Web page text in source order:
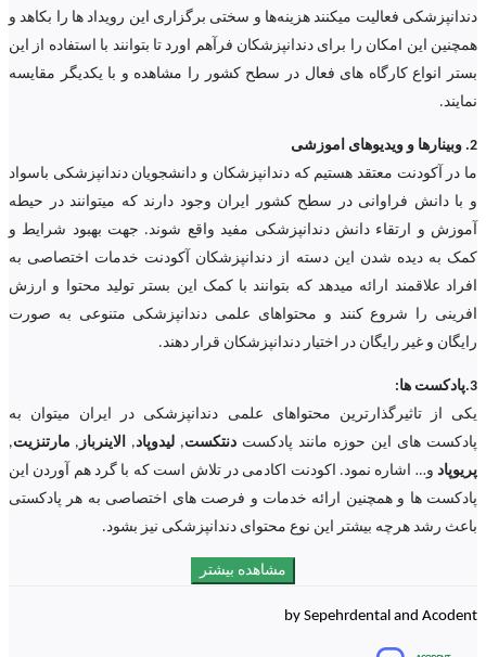
دندانپزشکی فعالیت میکنند هزینه‌ها و سختی برگزاری این رویداد ها را بکاهد و
همچنین این امکان را برای دندانپزشکان فرآهم اورد تا بتوانند با استفاده از این
بستر انواع کارگاه های فعال در سطح کشور را مشاهده و با یکدیگر مقایسه
نمایند.
2. وبینارها و ویدیوهای اموزشی
ما در آکودنت معتقد هستیم که دندانپزشکان و دانشجویان دندانپزشکی باسواد
و با دانش فراوانی در سطح کشور ایران وجود دارند که میتوانند در حیطه
آموزش و ارتقاء دانش دندانپزشکی مفید واقع شوند. جهت بهبود شرایط و
کمک به دیده شدن این دسته از دندانپزشکان آکودنت خدمات اختصاصی به
افراد علاقمند ارائه میدهد که بتوانند با کمک این بستر تولید محتوا و ارزش
افرینی را شروع کنند و محتواهای علمی دندانپزشکی متنوعی به صورت
رایگان و غیر رایگان در اختیار دندانپزشکان قرار دهند.
3.پادکست ها:
یکی از تاثیرگذارترین محتواهای علمی دندانپزشکی در ایران میتوان به
پادکست های این حوزه مانند پادکست دنتکست, لیدوپاد, الاینرباز , مارتنزیت,
پریوپاد و… اشاره نمود. اکودنت اکادمی در تلاش است که با گرد هم آوردن این
پادکست ها و همچنین ارائه خدمات و فرصت های اختصاصی به هر پادکستی
باعث رشد هرچه بیشتر این نوع محتوای دندانپزشکی نیز بشود.
مشاهده بیشتر
by Sepehrdental and Acodent